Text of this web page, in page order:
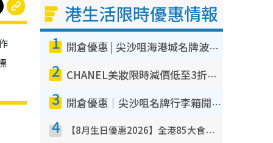
港生活限時優惠情報
1 開倉優惠 | 尖沙咀海港城名牌波鞋開倉低至1折！On鞋$899起／Joy&Peace鞋履$98起
2 CHANEL美妝限時減價低至3折！人氣粉底/唇膏/精華液低至$275！COCO香水都有平
3 開倉優惠｜尖沙咀名牌行李箱開倉低至4折！一連5日 American Tourister/ace./Hallmark $200起！
4 【8月生日優惠2026】全港85大食買玩著數攻略 自助餐/火鍋放題同行免費＋誠品/DONKI送現金券